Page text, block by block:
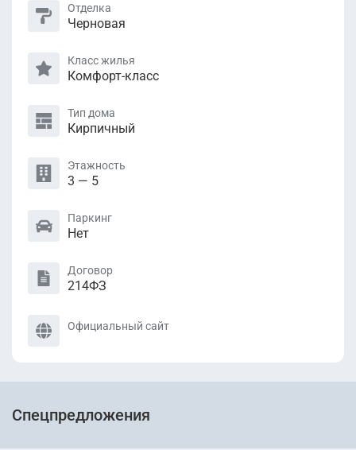
Отделка
Черновая
Класс жилья
Комфорт-класс
Тип дома
Кирпичный
Этажность
3 — 5
Паркинг
Нет
Договор
214ФЗ
Официальный сайт
Спецпредложения